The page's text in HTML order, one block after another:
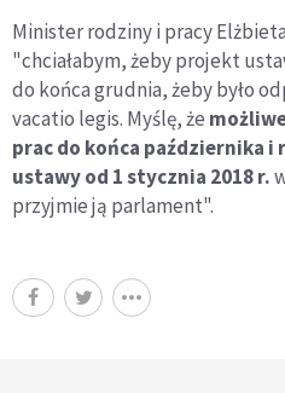
Minister rodziny i pracy
"chciałabym, żeby projekt
do końca grudnia, żeby było
vacatio legis. Myślę, że
prac do końca października i
ustawy od 1 stycznia 2018 r.
przyjmie ją parlament".